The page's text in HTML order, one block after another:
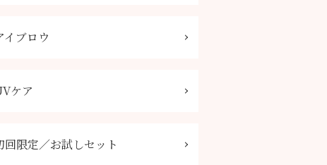
イブロウ
ケア
回限定／お試しセット